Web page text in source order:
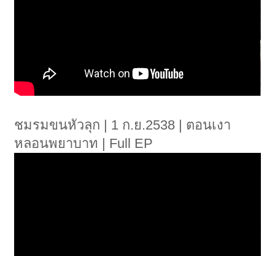
ชมรมขนหัวลุก | 1 ก.ย.2538 | ตอนเงา
หลอนพยาบาท | Full EP